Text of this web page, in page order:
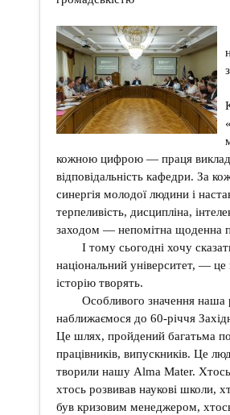
кожною цифрою — праця
відповідальність кафедри. За
синергія молодої людини і
терпеливість, дисципліна,
заходом — непомітна щоденна
І тому сьогодні хочу
національний університет, —
історію творять.
Особливого значення наша
наближаємося до 60-річчя
Це шлях, пройдений багатьма
працівників, випускників. Це
творили нашу Alma Mater. Хтось
хтось розвивав наукові школи,
був кризовим менеджером, хтось